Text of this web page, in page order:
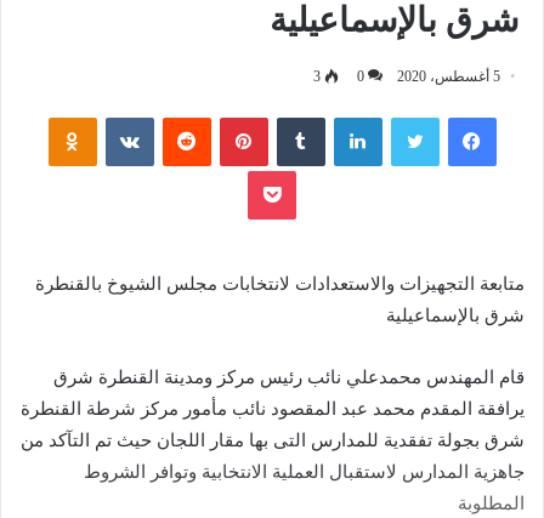
شرق بالإسماعيلية
5 أغسطس، 2020 0
3
فيسبوك تويتر لينكدإن بينتيريست
بوكيت
متابعة التجهيزات والاستعدادات لانتخابات مجلس الشيوخ بالقنطرة
شرق بالإسماعيلية
قام المهندس محمدعلي نائب رئيس مركز ومدينة القنطرة شرق
يرافقة المقدم محمد عبد المقصود نائب مأمور مركز شرطة القنطرة
شرق بجولة تفقدية للمدارس التى بها مقار اللجان حيث تم التآكد من
جاهزية المدارس لاستقبال العملية الانتخابية وتوافر الشروط
المطلوبة